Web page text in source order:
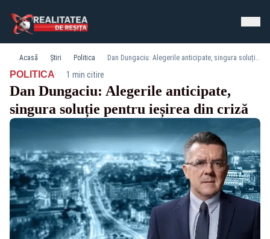
Acasă Știri Politica Dan Dungaciu: Alegerile anticipate, singura soluție pentru ieșirea din criză
POLITICA· 1 min citire
Dan Dungaciu: Alegerile anticipate,
singura soluție pentru ieșirea din criză